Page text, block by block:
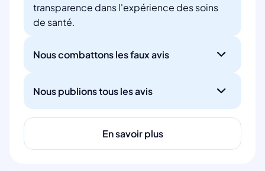
transparence dans l'expérience des soins
de santé.
Nous combattons les faux avis
Nous publions tous les avis
En savoir plus